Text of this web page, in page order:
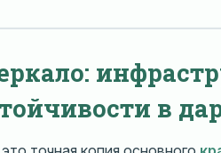
в